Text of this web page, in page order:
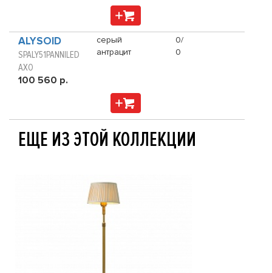
ALYSOID
SPALY51PANNILED
AXO
100 560 р.
серый
антрацит
0/
0
ЕЩЕ ИЗ ЭТОЙ КОЛЛЕКЦИИ